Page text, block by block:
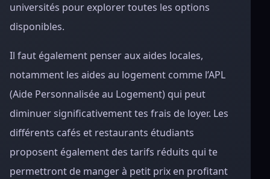
universités pour explorer toutes les options
disponibles.
Il faut également penser aux aides locales,
notamment les aides au logement comme l’APL
(Aide Personnalisée au Logement) qui peut
diminuer significativement tes frais de loyer. Les
différents cafés et restaurants étudiants
proposent également des tarifs réduits qui te
permettront de manger à petit prix en profitant